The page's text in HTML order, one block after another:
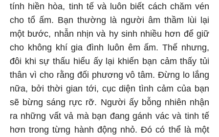
tính hiền hòa, tinh tế và luôn biết cách chăm vén
cho tổ ấm. Bạn thường là người âm thầm lùi lại
một bước, nhẫn nhịn và hy sinh nhiều hơn để giữ
cho không khí gia đình luôn êm ấm. Thế nhưng,
đôi khi sự thấu hiểu ấy lại khiến bạn cảm thấy tủi
thân vì cho rằng đối phương vô tâm. Đừng lo lắng
nữa, bởi thời gian tới, cục diện tình cảm của bạn
sẽ bừng sáng rực rỡ. Người ấy bỗng nhiên nhận
ra những vất vả mà bạn đang gánh vác và tinh tế
hơn trong từng hành động nhỏ. Đó có thể là một